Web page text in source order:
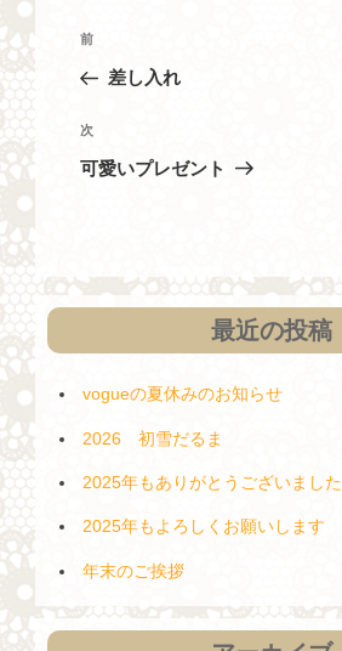
投
ビ
ゲ
ン
過
去
投
前
差し入れ
次
の
次
可愛いプレゼント
最近の投稿
vogueの夏休みのお知らせ
2026 初雪だるま
2025年もありがとうございました
2025年もよろしくお願いします
年末のご挨拶